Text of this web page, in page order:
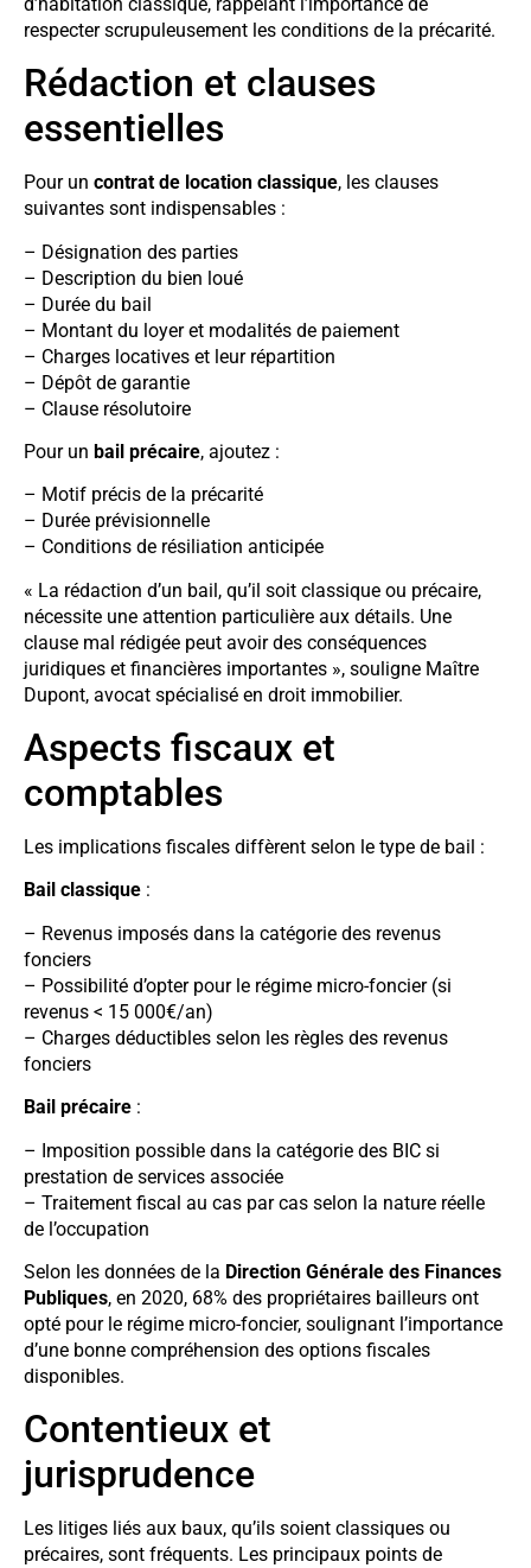
respecter scrupuleusement les conditions de la précarité.
Rédaction et clauses
essentielles
Pour un contrat de location classique, les clauses
suivantes sont indispensables :
– Désignation des parties
– Description du bien loué
– Durée du bail
– Montant du loyer et modalités de paiement
– Charges locatives et leur répartition
– Dépôt de garantie
– Clause résolutoire
Pour un bail précaire, ajoutez :
– Motif précis de la précarité
– Durée prévisionnelle
– Conditions de résiliation anticipée
« La rédaction d’un bail, qu’il soit classique ou précaire,
nécessite une attention particulière aux détails. Une
clause mal rédigée peut avoir des conséquences
juridiques et financières importantes », souligne Maître
Dupont, avocat spécialisé en droit immobilier.
Aspects fiscaux et
comptables
Les implications fiscales diffèrent selon le type de bail :
Bail classique :
– Revenus imposés dans la catégorie des revenus
fonciers
– Possibilité d’opter pour le régime micro-foncier (si
revenus < 15 000€/an)
– Charges déductibles selon les règles des revenus
fonciers
Bail précaire :
– Imposition possible dans la catégorie des BIC si
prestation de services associée
– Traitement fiscal au cas par cas selon la nature réelle
de l’occupation
Selon les données de la Direction Générale des Finances
Publiques, en 2020, 68% des propriétaires bailleurs ont
opté pour le régime micro-foncier, soulignant l’importance
d’une bonne compréhension des options fiscales
disponibles.
Contentieux et
jurisprudence
Les litiges liés aux baux, qu’ils soient classiques ou
précaires, sont fréquents. Les principaux points de